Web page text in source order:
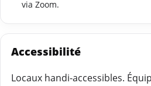
via Zoom.
Accessibilité
Locaux handi-accessibles.